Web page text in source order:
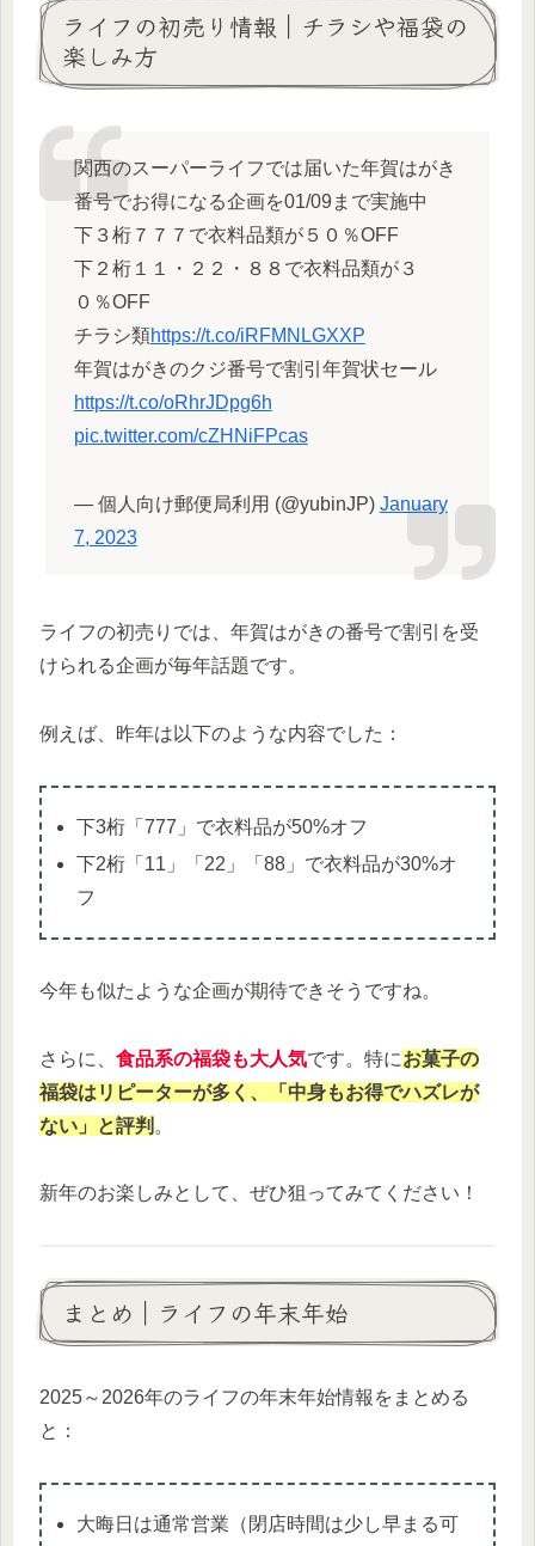
ライフの初売り情報｜チラシや福袋の
楽しみ方
関西のスーパーライフでは届いた年賀はがき
番号でお得になる企画を01/09まで実施中
下３桁７７７で衣料品類が５０％OFF
下２桁１１・２２・８８で衣料品類が３
０％OFF
チラシ類https://t.co/iRFMNLGXXP
年賀はがきのクジ番号で割引年賀状セール
https://t.co/oRhrJDpg6h
pic.twitter.com/cZHNiFPcas
— 個人向け郵便局利用 (@yubinJP) January
7, 2023
ライフの初売りでは、年賀はがきの番号で割引を受
けられる企画が毎年話題です。
例えば、昨年は以下のような内容でした：
下3桁「777」で衣料品が50%オフ
下2桁「11」「22」「88」で衣料品が30%オ
フ
今年も似たような企画が期待できそうですね。
さらに、 食品系の福袋も大人気です。特にお菓子の
福袋はリピーターが多く、「中身もお得でハズレが
ない」と評判 。
新年のお楽しみとして、ぜひ狙ってみてください！
まとめ｜ライフの年末年始
2025～2026年のライフの年末年始情報をまとめる
と：
大晦日は通常営業（閉店時間は少し早まる可